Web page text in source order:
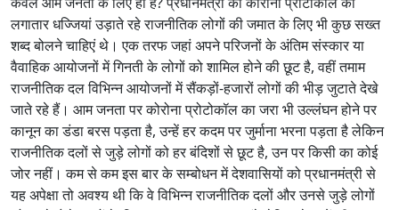
लगातार धज्जियां उड़ाते रहे राजनीतिक लोगों की जमात के लिए भी कुछ सख्त
शब्द बोलने चाहिएं थे। एक तरफ जहां अपने परिजनों के अंतिम संस्कार या
वैवाहिक आयोजनों में गिनती के लोगों को शामिल होने की छूट है, वहीं तमाम
राजनीतिक दल विभिन्न आयोजनों में सैंकड़ों-हजारों लोगों की भीड़ जुटाते देखे
जाते रहे हैं। आम जनता पर कोरोना प्रोटोकॉल का जरा भी उल्लंघन होने पर
कानून का डंडा बरस पड़ता है, उन्हें हर कदम पर जुर्माना भरना पड़ता है लेकिन
राजनीतिक दलों से जुड़े लोगों को हर बंदिशों से छूट है, उन पर किसी का कोई
जोर नहीं। कम से कम इस बार के सम्बोधन में देशवासियों को प्रधानमंत्री से
यह अपेक्षा तो अवश्य थी कि वे विभिन्न राजनीतिक दलों और उनसे जुड़े लोगों